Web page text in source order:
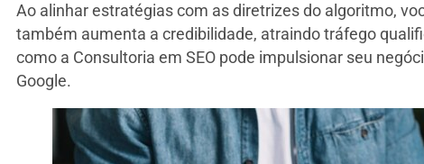
Ao alinhar estratégias com as diretrizes do algoritmo,
também aumenta a credibilidade, atraindo tráfego
como a Consultoria em SEO pode impulsionar seu
Google.